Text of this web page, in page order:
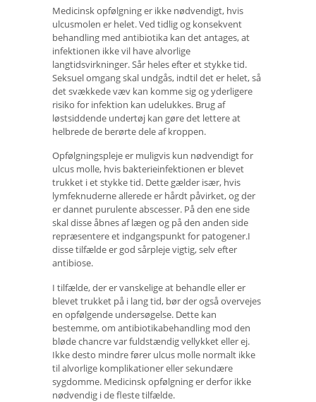
Medicinsk opfølgning er ikke nødvendigt, hvis
ulcusmolen er helet. Ved tidlig og konsekvent
behandling med antibiotika kan det antages, at
infektionen ikke vil have alvorlige
langtidsvirkninger. Sår heles efter et stykke tid.
Seksuel omgang skal undgås, indtil det er helet, så
det svækkede væv kan komme sig og yderligere
risiko for infektion kan udelukkes. Brug af
løstsiddende undertøj kan gøre det lettere at
helbrede de berørte dele af kroppen.
Opfølgningspleje er muligvis kun nødvendigt for
ulcus molle, hvis bakterieinfektionen er blevet
trukket i et stykke tid. Dette gælder især, hvis
lymfeknuderne allerede er hårdt påvirket, og der
er dannet purulente abscesser. På den ene side
skal disse åbnes af lægen og på den anden side
repræsentere et indgangspunkt for patogener.I
disse tilfælde er god sårpleje vigtig, selv efter
antibiose.
I tilfælde, der er vanskelige at behandle eller er
blevet trukket på i lang tid, bør der også overvejes
en opfølgende undersøgelse. Dette kan
bestemme, om antibiotikabehandling mod den
bløde chancre var fuldstændig vellykket eller ej.
Ikke desto mindre fører ulcus molle normalt ikke
til alvorlige komplikationer eller sekundære
sygdomme. Medicinsk opfølgning er derfor ikke
nødvendig i de fleste tilfælde.